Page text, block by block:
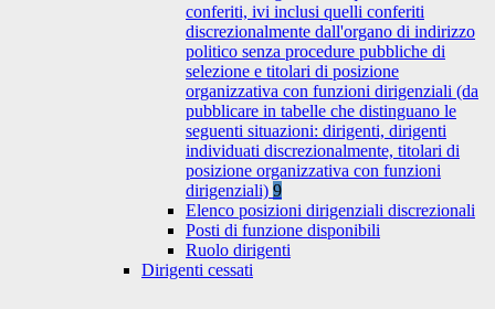
conferiti, ivi inclusi quelli conferiti
discrezionalmente dall'organo di indirizzo
politico senza procedure pubbliche di
selezione e titolari di posizione
organizzativa con funzioni dirigenziali (da
pubblicare in tabelle che distinguano le
seguenti situazioni: dirigenti, dirigenti
individuati discrezionalmente, titolari di
posizione organizzativa con funzioni
dirigenziali) 9
Elenco posizioni dirigenziali discrezionali
Posti di funzione disponibili
Ruolo dirigenti
Dirigenti cessati